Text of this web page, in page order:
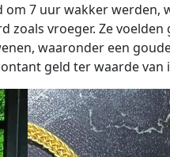
7 uur wakker werden,
vroeger. Ze
waaronder een
geld ter waarde van